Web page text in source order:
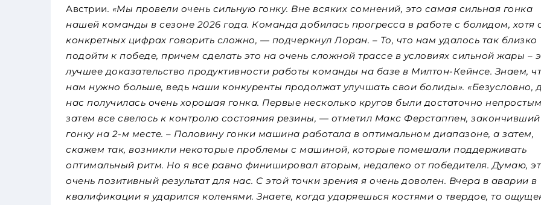
Австрии. «Мы провели очень сильную гонку. Вне всяких сомнений, это самая сильная гонка
нашей команды в сезоне 2026 года. Команда добилась прогресса в работе с болидом, хотя
конкретных цифрах говорить сложно, — подчеркнул Лоран. – То, что нам удалось так близко
подойти к победе, причем сделать это на очень сложной трассе в условиях сильной жары –
лучшее доказательство продуктивности работы команды на базе в Милтон-Кейнсе. Знаем,
нам нужно больше, ведь наши конкуренты продолжат улучшать свои болиды». «Безусловно,
нас получилась очень хорошая гонка. Первые несколько кругов были достаточно
затем все свелось к контролю состояния резины, — отметил Макс Ферстаппен, закончивший
гонку на 2-м месте. – Половину гонки машина работала в оптимальном диапазоне, а затем,
скажем так, возникли некоторые проблемы с машиной, которые помешали поддерживать
оптимальный ритм. Но я все равно финишировал вторым, недалеко от победителя. Думаю,
очень позитивный результат для нас. С этой точки зрения я очень доволен. Вчера в аварии в
квалификации я ударился коленями. Знаете, когда ударяешься костями о твердое, то